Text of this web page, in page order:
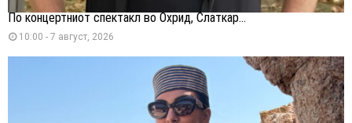
По концертниот спектакл во Охрид, Слаткар...
10:00 - 7 август, 2026